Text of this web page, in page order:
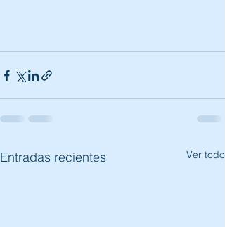
Entradas recientes Ver todo